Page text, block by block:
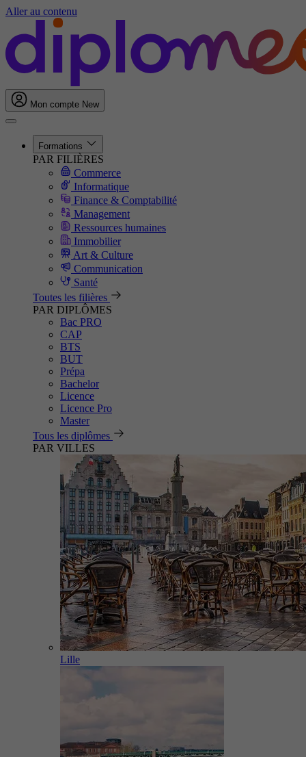
Aller au contenu
Mon compte New
Formations
PAR FILIÈRES
Commerce
Informatique
Finance & Comptabilité
Management
Ressources humaines
Immobilier
Art & Culture
Communication
Santé
Toutes les filières
PAR DIPLÔMES
Bac PRO
CAP
BTS
BUT
Prépa
Bachelor
Licence
Licence Pro
Master
Tous les diplômes
PAR VILLES
Lille